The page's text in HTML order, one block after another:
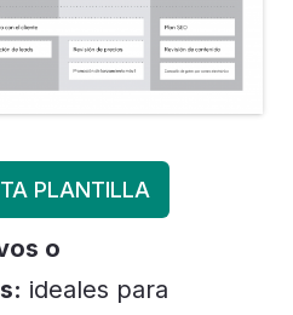
PLANTILLA
o
ideales para